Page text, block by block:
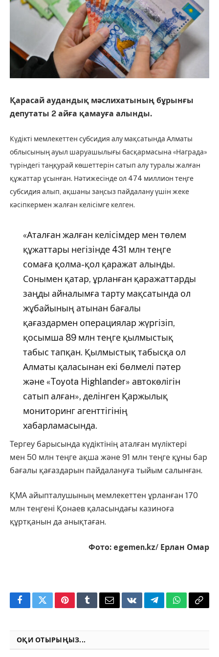
Қарасай аудандық мәслихатының бұрынғы
депутаты 2 айға қамауға алынды.
Күдікті мемлекеттен субсидия алу мақсатында Алматы
облысының ауыл шаруашылығы басқармасына «Награда»
түріндегі таңқурай көшеттерін сатып алу туралы жалған
құжаттар ұсынған. Нәтижесінде ол 474 миллион теңге
субсидия алып, ақшаны заңсыз пайдалану үшін жеке
кәсіпкермен жалған келісімге келген.
«Аталған жалған келісімдер мен төлем
құжаттары негізінде 431 млн теңге
сомаға қолма-қол қаражат алынды.
Сонымен қатар, ұрланған қаражаттарды
заңды айналымға тарту мақсатында ол
жұбайының атынан бағалы
қағаздармен операциялар жүргізіп,
қосымша 89 млн теңге қылмыстық
табыс тапқан. Қылмыстық табысқа ол
Алматы қаласынан екі бөлмелі пәтер
және «Toyota Highlander» автокөлігін
сатып алған», делінген Қаржылық
мониторинг агенттігінің
хабарламасында.
Тергеу барысында күдіктінің аталған мүліктері
мен 50 млн теңге ақша және 91 млн теңге құны бар
бағалы қағаздарын пайдалануға тыйым салынған.
ҚМА айыпталушының мемлекеттен ұрланған 170
млн теңгені Қонаев қаласындағы казиноға
құртқанын да анықтаған.
Фото: egemen.kz/ Ерлан Омар
FacebookTwitterPinterestTumblrEmailVKontakteTelegramWhatsApp
Copy
ОҚИ ОТЫРЫҢЫЗ...